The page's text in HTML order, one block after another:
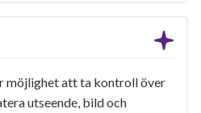
möjlighet att ta kontroll över
utseende, bild och